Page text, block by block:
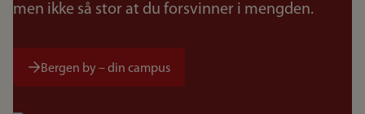
men ikke så stor at du forsvinner i mengden.
Bergen by – din campus